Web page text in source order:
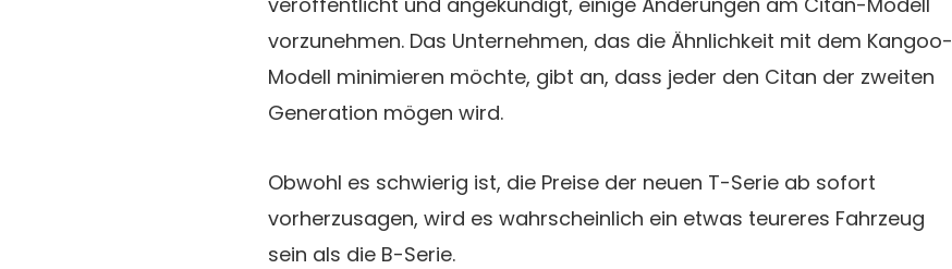
vorzunehmen. Das Unternehmen, das die Ähnlichkeit mit dem Kangoo-
Modell minimieren möchte, gibt an, dass jeder den Citan der zweiten
Generation mögen wird.
Obwohl es schwierig ist, die Preise der neuen T-Serie ab sofort
vorherzusagen, wird es wahrscheinlich ein etwas teureres Fahrzeug
sein als die B-Serie.